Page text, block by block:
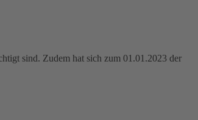
sind. Zudem hat sich zum 01.01.2023 der